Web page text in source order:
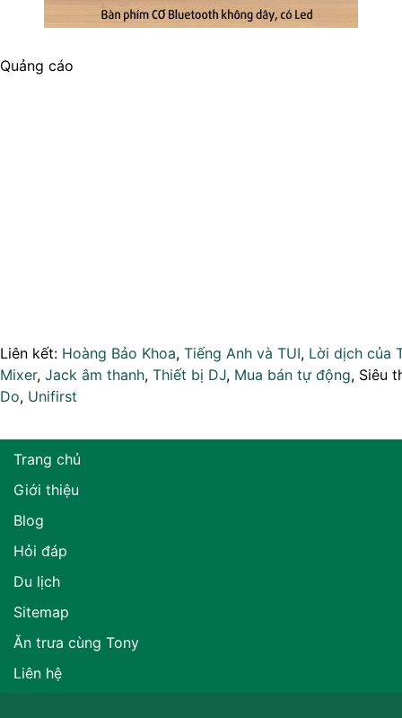
Quảng cáo
Liên kết: Hoàng Bảo Khoa, Tiếng Anh và TUI, Lời dịch của
Mixer, Jack âm thanh, Thiết bị DJ, Mua bán tự động, Siêu
Do, Unifirst
Trang chủ
Giới thiệu
Blog
Hỏi đáp
Du lịch
Sitemap
Ăn trưa cùng Tony
Liên hệ